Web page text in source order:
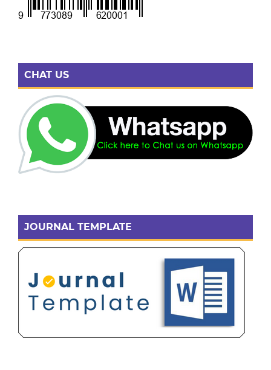
CHAT US
JOURNAL TEMPLATE